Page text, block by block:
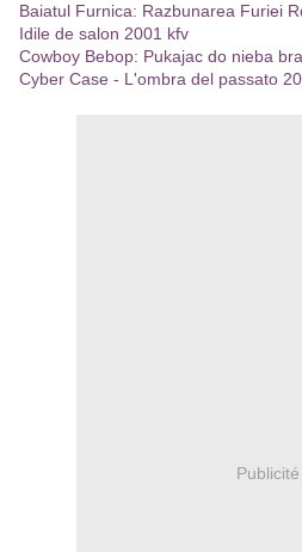
Baiatul Furnica: Razbunarea Furiei
Idile de salon 2001 kfv
Cowboy Bebop: Pukajac do nieba
Cyber Case - L'ombra del passato
Publicité